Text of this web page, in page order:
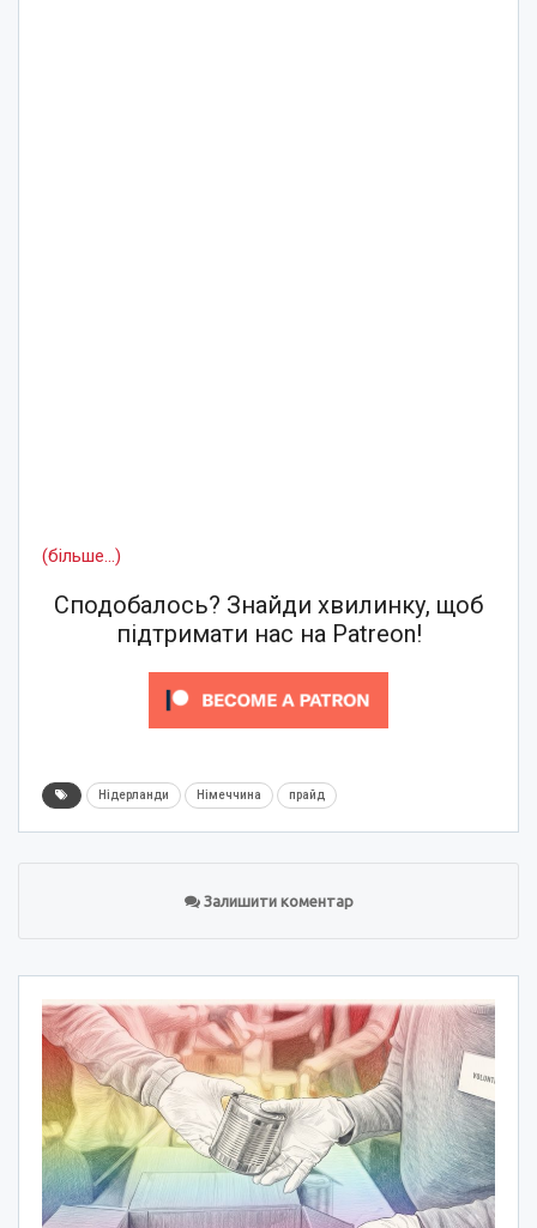
(більше…)
Сподобалось? Знайди хвилинку, щоб
підтримати нас на Patreon!
Нідерланди Німеччина прайд
Залишити коментар